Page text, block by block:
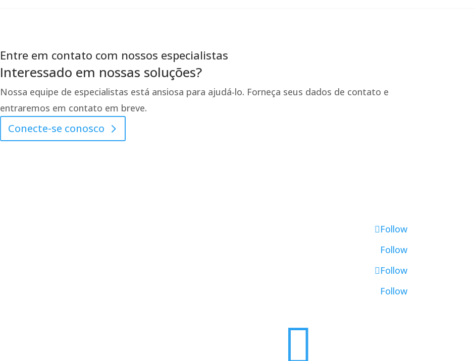
Entre em contato com nossos especialistas
Interessado em nossas soluções?
Nossa equipe de especialistas está ansiosa para ajudá-lo. Forneça seus dados de contato e
entraremos em contato em breve.
Conecte-se conosco
Follow
Follow
Follow
Follow
